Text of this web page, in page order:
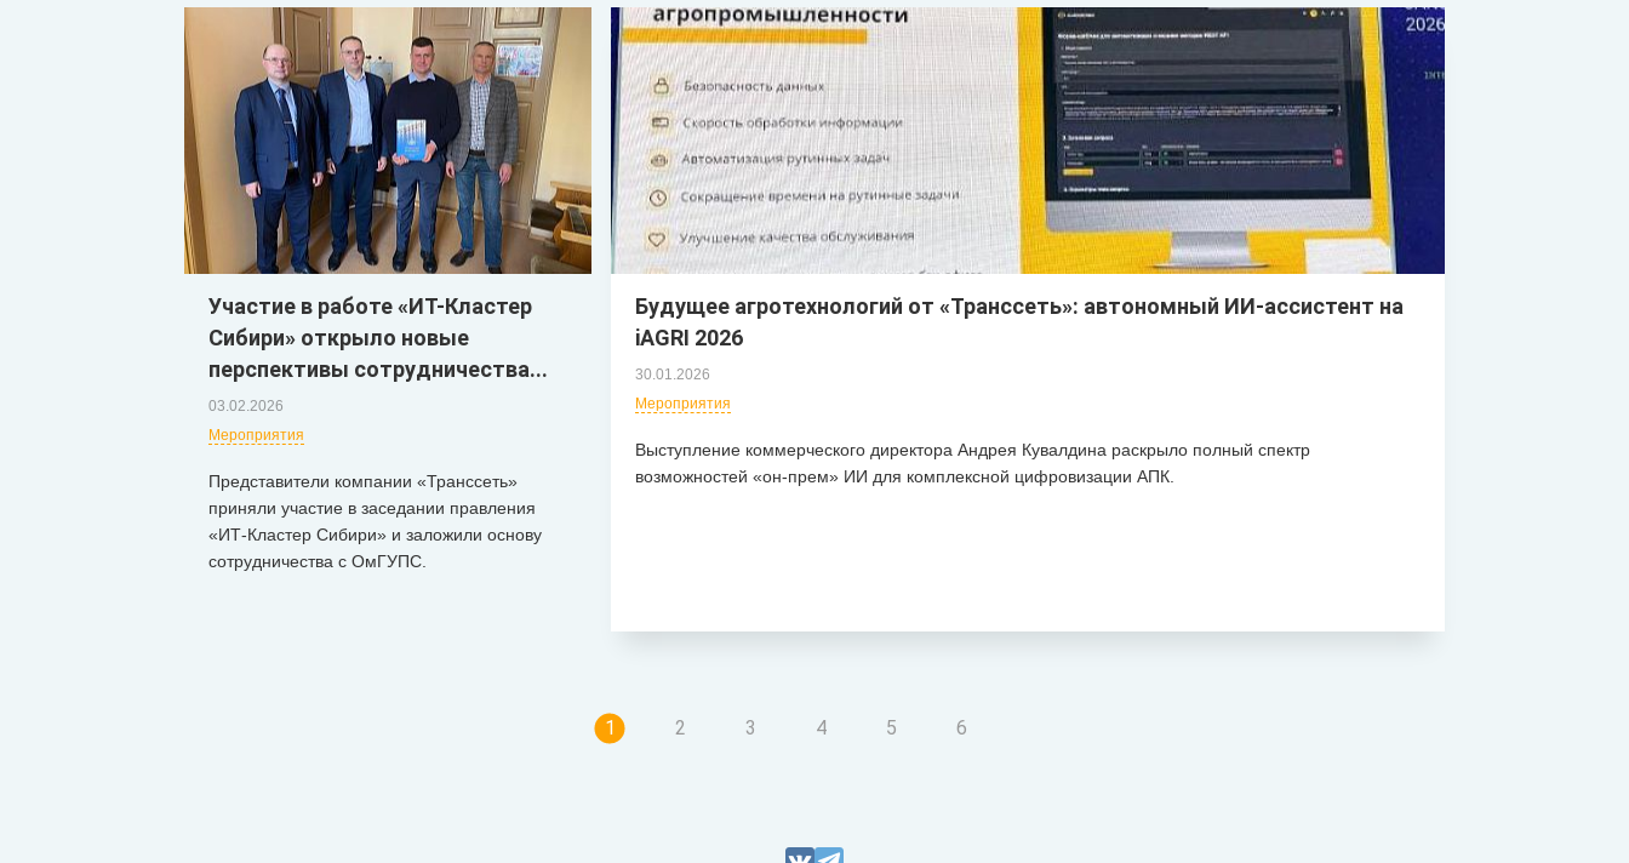
Участие в работе «ИТ-Кластер
Сибири» открыло новые
перспективы сотрудничества...
03.02.2026
Мероприятия
Представители компании «Транссеть»
приняли участие в заседании правления
«ИТ-Кластер Сибири» и заложили основу
сотрудничества с ОмГУПС.
Будущее агротехнологий от «Транссеть»: автономный ИИ-ассистент на
iAGRI 2026
30.01.2026
Мероприятия
Выступление коммерческого директора Андрея Кувалдина раскрыло полный спектр
возможностей «он-прем» ИИ для комплексной цифровизации АПК.
1 2 3 4 5 6